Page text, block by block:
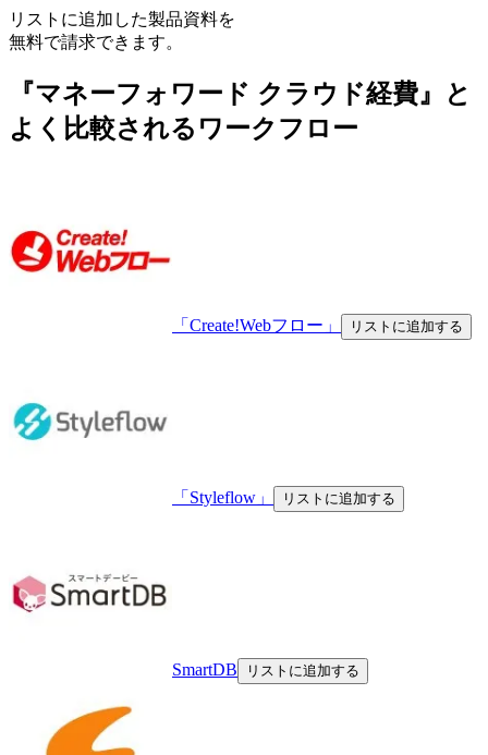
リストに追加した製品資料を
無料で請求できます。
『マネーフォワード クラウド経費』と
よく比較されるワークフロー
「Create!Webフロー」 リストに追加する
「Styleflow」 リストに追加する
SmartDB リストに追加する